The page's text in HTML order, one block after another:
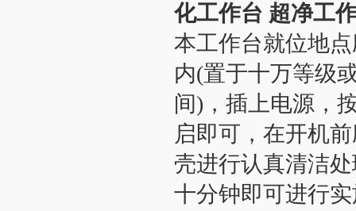
化工作台 超净工
本工作台就位地
内(置于十万等级
间)，插上电源，
启即可，在开机
壳进行认真清洁
十分钟即可进行